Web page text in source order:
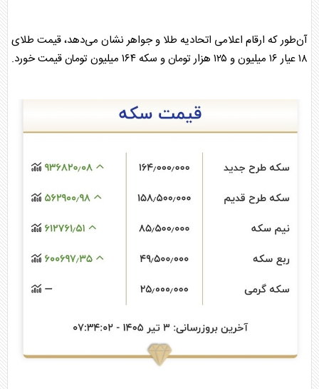
آن‌طور که ارقام اعلامی اتحادیه طلا و جواهر نشان می‌دهد، قیمت طلای
۱۸ عیار ۱۶ میلیون و ۱۲۵ هزار تومان و
سکه